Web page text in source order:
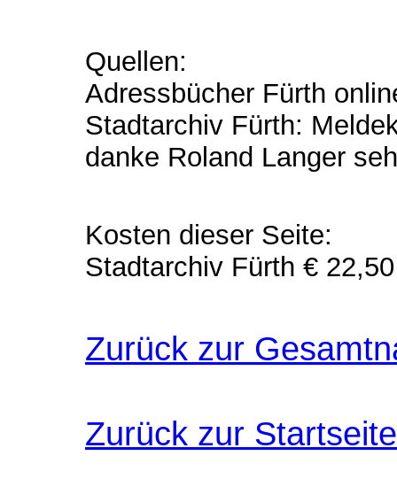
Quellen:
Adressbücher Fürth
Stadtarchiv Fürth:
danke Roland Langer
Kosten dieser Seite:
Stadtarchiv Fürth € 22,50
Zurück zur
Zurück zur Startseite